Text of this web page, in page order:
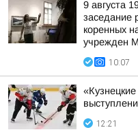
9 августа
заседание
коренных
учрежден
10:07
12:21